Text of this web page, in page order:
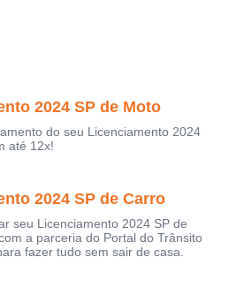
2024 SP de Moto
do seu Licenciamento 2024
até 12x!
2024 SP de Carro
seu Licenciamento 2024 SP de
a parceria do Portal do Trânsito
fazer tudo sem sair de casa.